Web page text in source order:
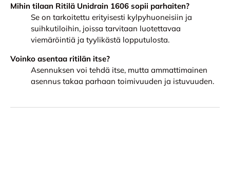
Mihin tilaan Ritilä Unidrain 1606 sopii parhaiten?
Se on tarkoitettu erityisesti kylpyhuoneisiin ja
suihkutiloihin, joissa tarvitaan luotettavaa
viemäröintiä ja tyylikästä lopputulosta.
Voinko asentaa ritilän itse?
Asennuksen voi tehdä itse, mutta ammattimainen
asennus takaa parhaan toimivuuden ja istuvuuden.